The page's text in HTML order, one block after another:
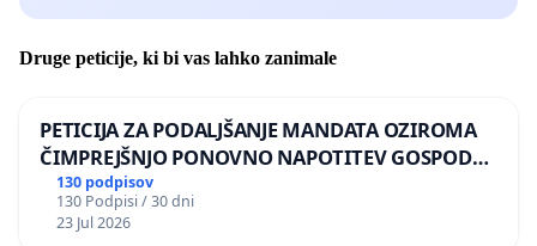
Druge peticije, ki bi vas lahko zanimale
PETICIJA ZA PODALJŠANJE MANDATA OZIROMA
ČIMPREJŠNJO PONOVNO NAPOTITEV GOSPODA
BERNARDA ŠRAJNERJA NA VELEPOSLANIŠTVO
REPUBLIKE SLOVENIJE V MOSKVI
130 podpisov
130 Podpisi / 30 dni
23 Jul 2026